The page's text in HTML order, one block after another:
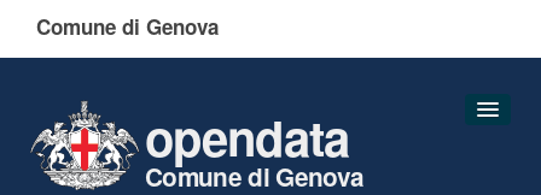
Comune di Genova
opendata
Comune di Genova